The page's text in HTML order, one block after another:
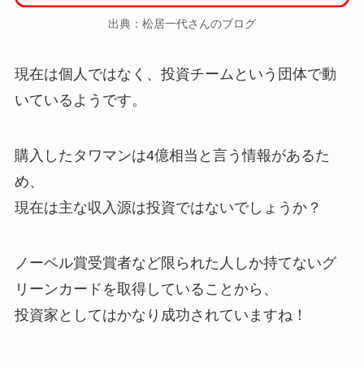
出典：松居一代さんのブログ
現在は個人ではなく、投資チームという団体で動
いているようです。
購入したタワマンは4億相当と言う情報があるた
め、
現在は主な収入源は投資ではないでしょうか？
ノーベル賞受賞者など限られた人しか持てないグ
リーンカードを取得していることから、
投資家としてはかなり成功されていますね！